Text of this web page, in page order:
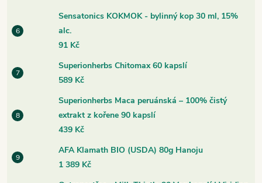
Sensatonics KOKMOK - bylinný kop 30 ml, 15%
alc.
91 Kč
Superionherbs Chitomax 60 kapslí
589 Kč
Superionherbs Maca peruánská – 100% čistý
extrakt z kořene 90 kapslí
439 Kč
AFA Klamath BIO (USDA) 80g Hanoju
1 389 Kč